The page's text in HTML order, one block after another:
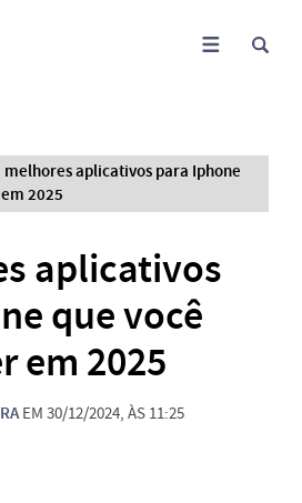
melhores aplicativos para Iphone
2025
aplicativos
que você
em 2025
EM 30/12/2024, ÀS 11:25